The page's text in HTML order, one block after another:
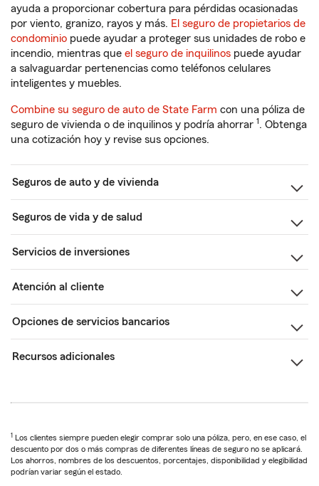
ayuda a proporcionar cobertura para pérdidas ocasionadas
por viento, granizo, rayos y más. El seguro de propietarios de
condominio puede ayudar a proteger sus unidades de robo e
incendio, mientras que el seguro de inquilinos puede ayudar
a salvaguardar pertenencias como teléfonos celulares
inteligentes y muebles.
Combine su seguro de auto de State Farm con una póliza de
seguro de vivienda o de inquilinos y podría ahorrar 1. Obtenga
una cotización hoy y revise sus opciones.
Seguros de auto y de vivienda
Seguros de vida y de salud
Servicios de inversiones
Atención al cliente
Opciones de servicios bancarios
Recursos adicionales
1 Los clientes siempre pueden elegir comprar solo una póliza, pero, en ese caso, el
descuento por dos o más compras de diferentes líneas de seguro no se aplicará.
Los ahorros, nombres de los descuentos, porcentajes, disponibilidad y elegibilidad
podrían variar según el estado.